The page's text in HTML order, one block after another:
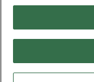
Copyrights